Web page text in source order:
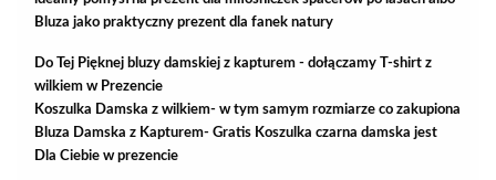
Bluza jako praktyczny prezent dla fanek natury
Do Tej Pięknej bluzy damskiej z kapturem - dołączamy T-shirt z
wilkiem w Prezencie
Koszulka Damska z wilkiem- w tym samym rozmiarze co zakupiona
Bluza Damska z Kapturem- Gratis Koszulka czarna damska jest
Dla Ciebie w prezencie